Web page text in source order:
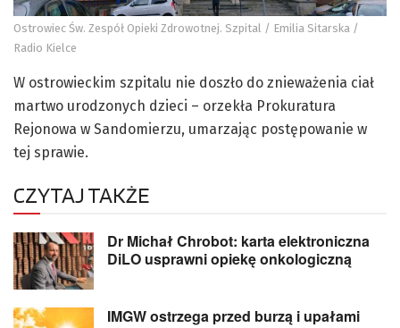
Ostrowiec Św. Zespół Opieki Zdrowotnej. Szpital / Emilia Sitarska /
Radio Kielce
W ostrowieckim szpitalu nie doszło do znieważenia ciał
martwo urodzonych dzieci – orzekła Prokuratura
Rejonowa w Sandomierzu, umarzając postępowanie w
tej sprawie.
CZYTAJ TAKŻE
Dr Michał Chrobot: karta elektroniczna
DiLO usprawni opiekę onkologiczną
IMGW ostrzega przed burzą i upałami